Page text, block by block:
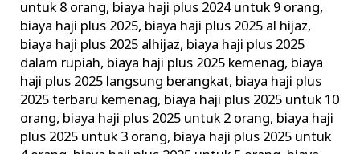
untuk 8 orang, biaya haji plus 2024 untuk 9 orang,
biaya haji plus 2025, biaya haji plus 2025 al hijaz,
biaya haji plus 2025 alhijaz, biaya haji plus 2025
dalam rupiah, biaya haji plus 2025 kemenag, biaya
haji plus 2025 langsung berangkat, biaya haji plus
2025 terbaru kemenag, biaya haji plus 2025 untuk 10
orang, biaya haji plus 2025 untuk 2 orang, biaya haji
plus 2025 untuk 3 orang, biaya haji plus 2025 untuk